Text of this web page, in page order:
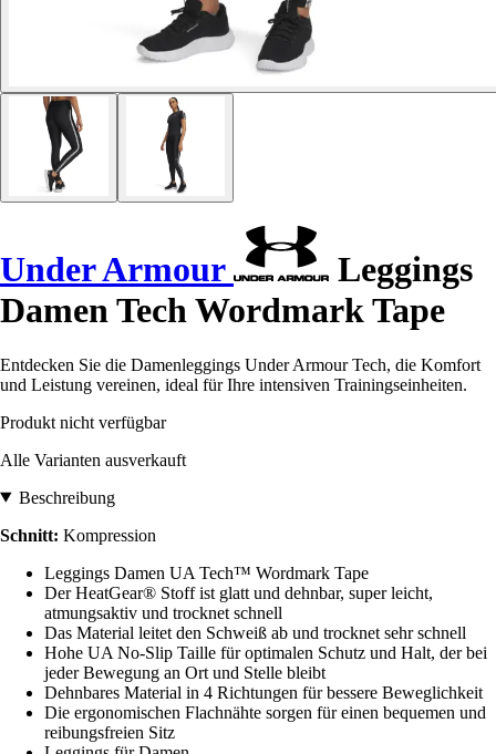
Under Armour
Leggings
Damen Tech Wordmark Tape
Entdecken Sie die Damenleggings Under Armour Tech, die Komfort
und Leistung vereinen, ideal für Ihre intensiven Trainingseinheiten.
Produkt nicht verfügbar
Alle Varianten ausverkauft
Beschreibung
Schnitt: Kompression
Leggings Damen UA Tech™ Wordmark Tape
Der HeatGear® Stoff ist glatt und dehnbar, super leicht,
atmungsaktiv und trocknet schnell
Das Material leitet den Schweiß ab und trocknet sehr schnell
Hohe UA No-Slip Taille für optimalen Schutz und Halt, der bei
jeder Bewegung an Ort und Stelle bleibt
Dehnbares Material in 4 Richtungen für bessere Beweglichkeit
Die ergonomischen Flachnähte sorgen für einen bequemen und
reibungsfreien Sitz